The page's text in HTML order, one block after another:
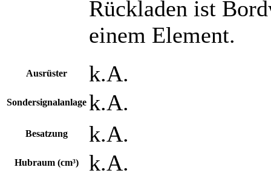
Rückladen ist
einem Element.
Ausrüster k.A.
Sondersignalanlage k.A.
Besatzung k.A.
Hubraum (cm³) k.A.